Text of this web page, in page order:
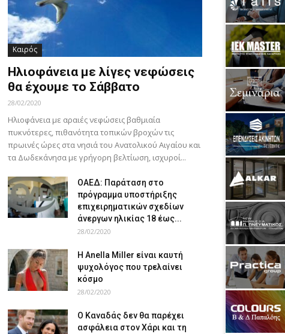
Καιρός
Ηλιοφάνεια με λίγες νεφώσεις
θα έχουμε το Σάββατο
28/02/2020
Ηλιοφάνεια με αραιές νεφώσεις βαθμιαία
πυκνότερες, πιθανότητα τοπικών βροχών τις
πρωινές ώρες στα νησιά του Ανατολικού Αιγαίου και
τα Δωδεκάνησα με γρήγορη βελτίωση, ισχυροί...
ΟΑΕΔ: Παράταση στο
πρόγραμμα υποστήριξης
επιχειρηματικών σχεδίων
άνεργων ηλικίας 18 έως...
28/02/2020
Η Anella Miller είναι καυτή
ψυχολόγος που τρελαίνει
κόσμο
28/02/2020
Ο Καναδάς δεν θα παρέχει
ασφάλεια στον Χάρι και τη